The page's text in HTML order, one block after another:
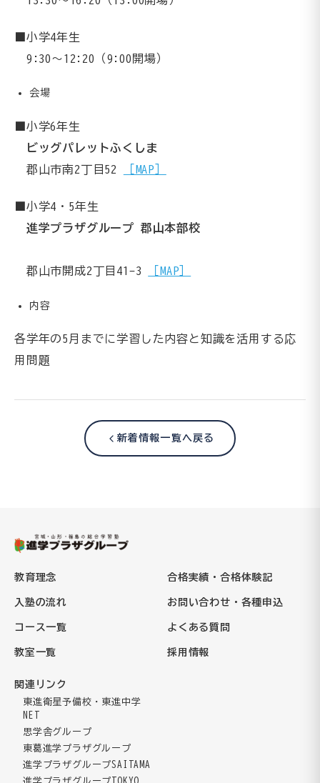
■小学4年生
9:30～12:20（9:00開場）
会場
■小学6年生
ビッグパレットふくしま
郡山市南2丁目52
［MAP］
■小学4・5年生
進学プラザグループ 郡山本部校
郡山市開成2丁目41-3 ［MAP］
内容
各学年の5月までに学習した内容と知識を活用する応
用問題
新着情報一覧へ戻る
教育理念
入塾の流れ
コース一覧
教室一覧
合格実績・合格体験記
お問い合わせ・各種申込
よくある質問
採用情報
関連リンク
東進衛星予備校・東進中学
NET
思学舎グループ
東葛進学プラザグループ
進学プラザグループSAITAMA